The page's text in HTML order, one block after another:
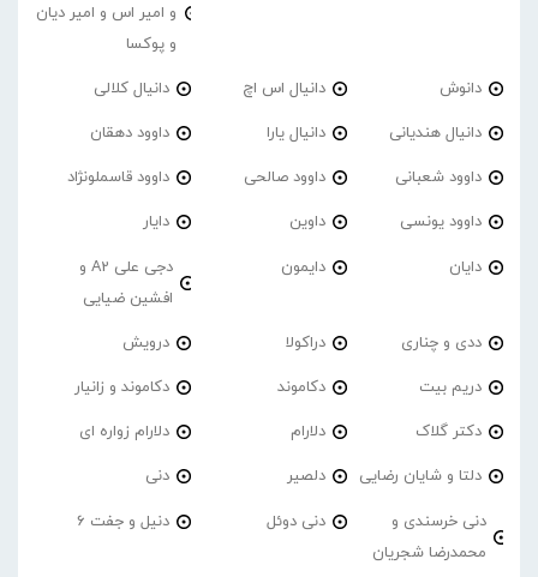
و امیر اس و امیر دیان
و پوکسا
دانوش دانیال اس اچ دانیال کلالی
دانیال هندیانی دانیال یارا داوود دهقان
داوود شعبانی داوود صالحی داوود قاسملونژاد
داوود یونسی داوین دایار
دایان دایمون
دجی علی A2 و
افشین ضیایی
ددی و چناری دراکولا درویش
دریم بیت دکاموند دکاموند و زانیار
دکتر گلاک دلارام دلارام زواره ای
دلتا و شایان رضایی دلصیر دنی
دنی خرسندی و
محمدرضا شجریان
دنی دوئل دنیل و جفت 6